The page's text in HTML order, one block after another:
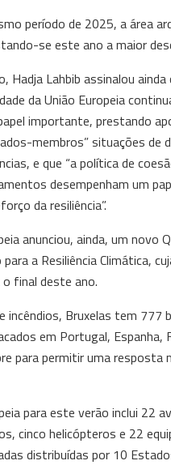
período de 2025, a área
se este ano a maior
Hadja Lahbib assinalou ainda
da União Europeia
importante, prestando
membros” situações de
e que “a política de
desempenham um
da resiliência”.
anunciou, ainda, um novo
a Resiliência Climática,
final deste ano.
incêndios, Bruxelas tem 777
em Portugal, Espanha,
para permitir uma resposta
para este verão inclui 22
cinco helicópteros e 22
distribuídas por 10